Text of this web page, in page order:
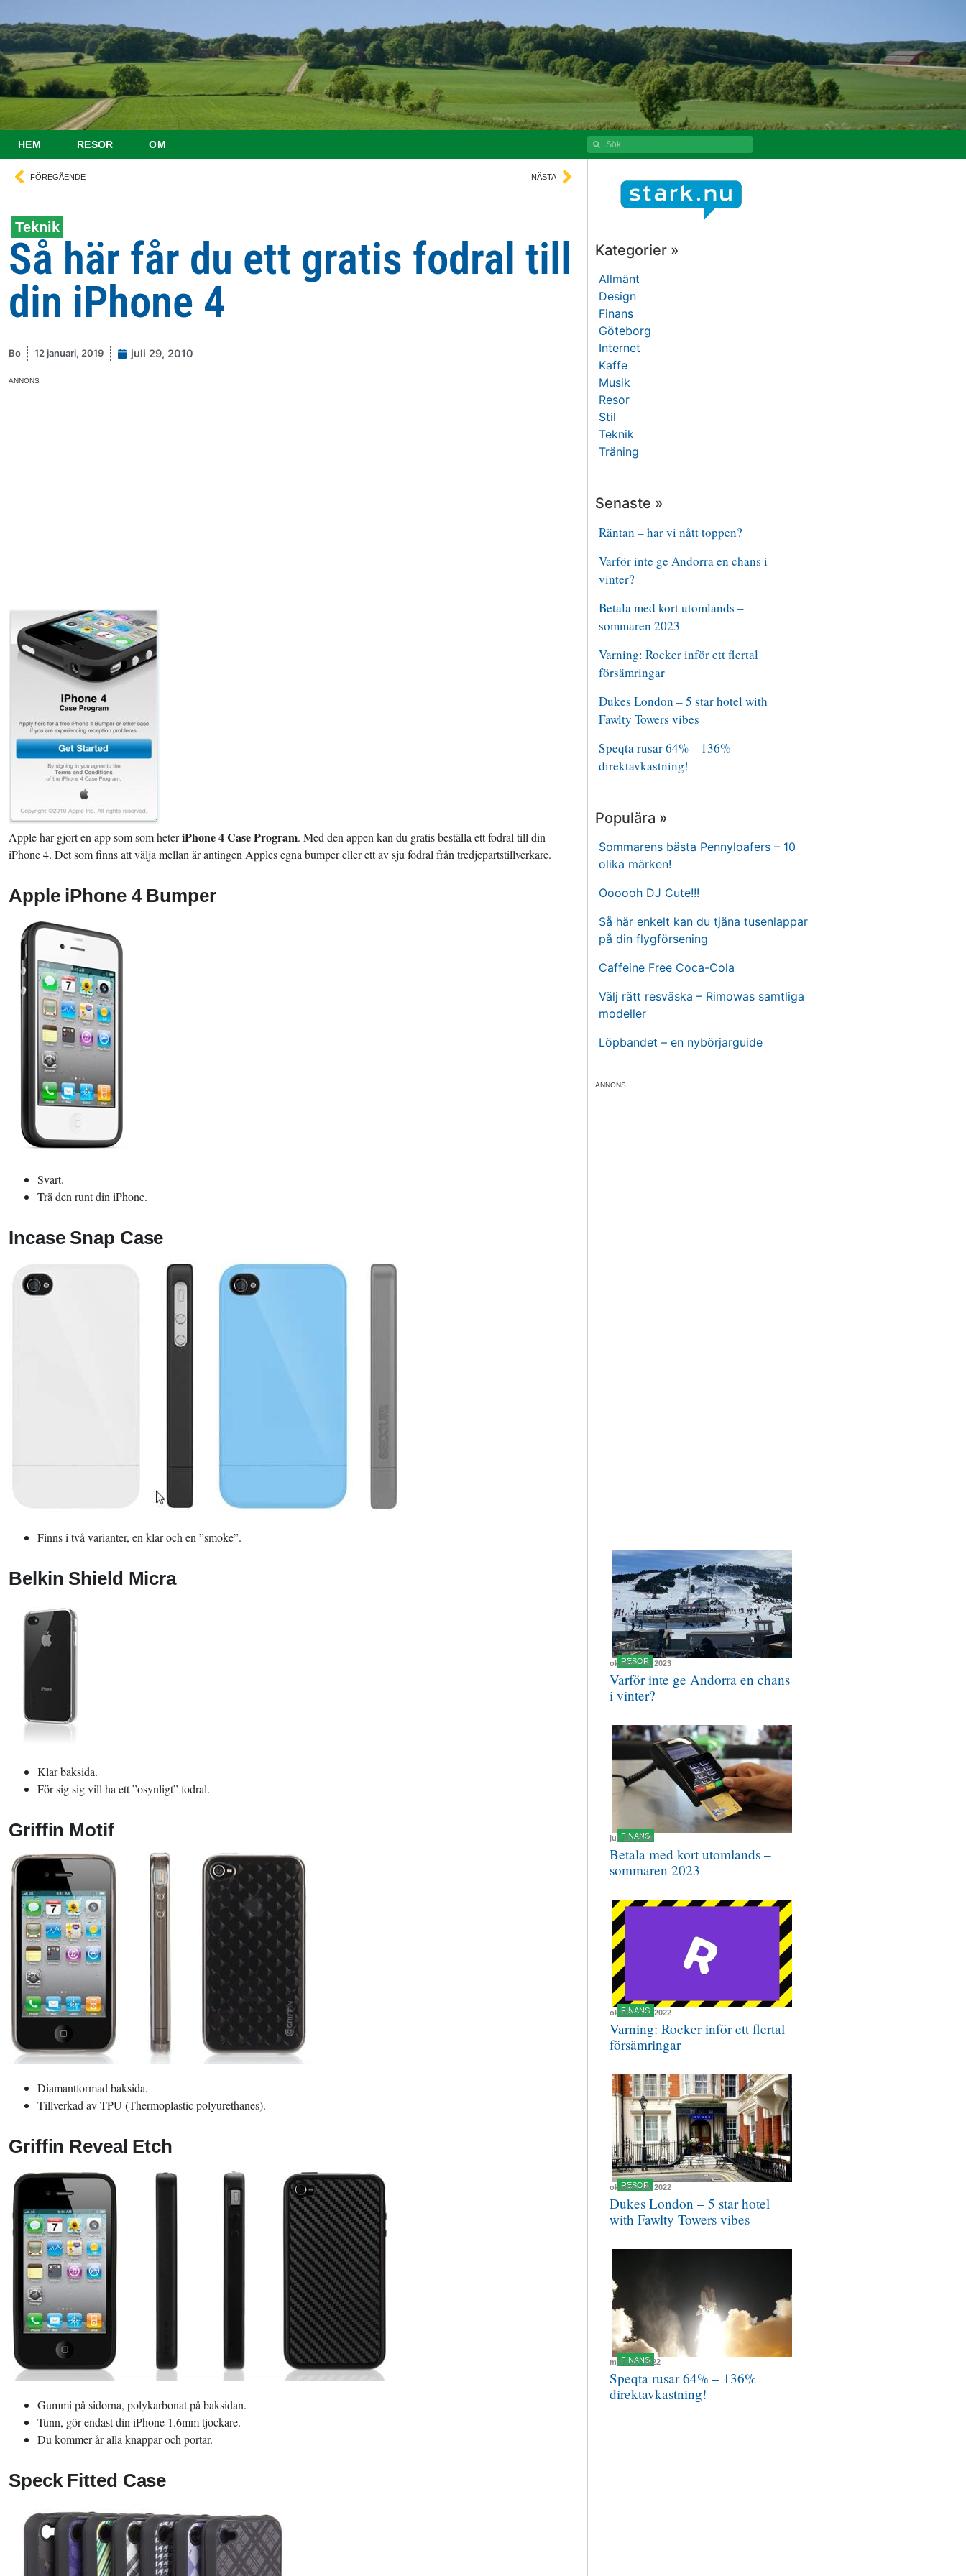
HEM RESOR OM
FÖREGÅENDE NÄSTA
Teknik
Så här får du ett gratis fodral till
din iPhone 4
Bo 12 januari, 2019 juli 29, 2010
ANNONS
Apple har gjort en app som som heteriPhone 4 Case Program. Med den appen kan du gratis beställa ett fodral till din
iPhone 4. Det som finns att välja mellan är antingen Apples egna bumper eller ett av sju fodral från tredjepartstillverkare.
Apple iPhone 4 Bumper
Svart.
Trä den runt din iPhone.
Incase Snap Case
Finns i två varianter, en klar och en ”smoke”.
Belkin Shield Micra
Klar baksida.
För sig sig vill ha ett ”osynligt” fodral.
Griffin Motif
Diamantformad baksida.
Tillverkad av TPU (Thermoplastic polyurethanes).
Griffin Reveal Etch
Gummi på sidorna, polykarbonat på baksidan.
Tunn, gör endast din iPhone 1.6mm tjockare.
Du kommer år alla knappar och portar.
Speck Fitted Case
Kategorier »
Allmänt
Design
Finans
Göteborg
Internet
Kaffe
Musik
Resor
Stil
Teknik
Träning
Senaste »
Räntan – har vi nått toppen?
Varför inte ge Andorra en chans i
vinter?
Betala med kort utomlands –
sommaren 2023
Varning: Rocker inför ett flertal
försämringar
Dukes London – 5 star hotel with
Fawlty Towers vibes
Speqta rusar 64% – 136%
direktavkastning!
Populära »
Sommarens bästa Pennyloafers – 10
olika märken!
Oooooh DJ Cute!!!
Så här enkelt kan du tjäna tusenlappar
på din flygförsening
Caffeine Free Coca-Cola
Välj rätt resväska – Rimowas samtliga
modeller
Löpbandet – en nybörjarguide
ANNONS
RESOR
oktober 14, 2023
Varför inte ge Andorra en chans
i vinter?
FINANS
juli 11, 2023
Betala med kort utomlands –
sommaren 2023
FINANS
oktober 27, 2022
Varning: Rocker inför ett flertal
försämringar
RESOR
oktober 16, 2022
Dukes London – 5 star hotel
with Fawlty Towers vibes
FINANS
mars 20, 2022
Speqta rusar 64% – 136%
direktavkastning!